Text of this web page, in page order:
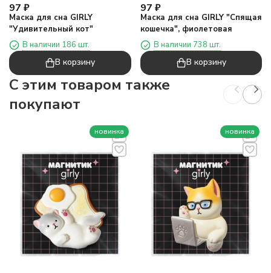
97 ₽
Маска для сна GIRLY
"Удивительный кот"
В наличии 186 шт.
В корзину
97 ₽
Маска для сна GIRLY "Спящая
кошечка", фиолетовая
В наличии 738 шт.
В корзину
C этим товаром также
покупают
новинка новинка